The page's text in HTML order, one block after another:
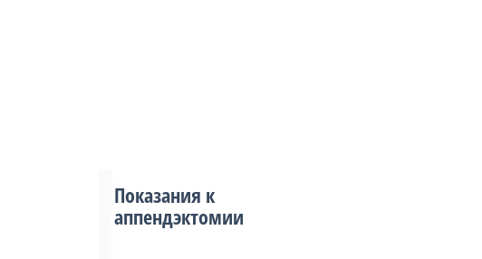
Показания к
аппендэктомии